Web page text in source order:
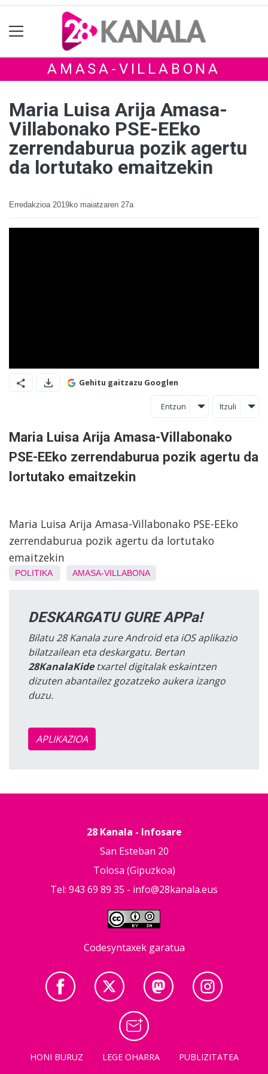
AMASA-VILLABONA
Maria Luisa Arija Amasa-
Villabonako PSE-EEko
zerrendaburua pozik agertu
da lortutako emaitzekin
Erredakzioa 2019ko maiatzaren 27a
Gehitu gaitzazu Googlen
Entzun Itzuli
Maria Luisa Arija Amasa-Villabonako
PSE-EEko zerrendaburua pozik agertu da
lortutako emaitzekin
Maria Luisa Arija Amasa-Villabonako PSE-EEko
zerrendaburua pozik agertu da lortutako
emaitzekin
POLITIKA AMASA-VILLABONA
DESKARGATU GURE APPa!
Bilatu 28 Kanala zure Android eta iOS aplikazio
bilatzailean eta deskargatu. Bertan
28KanalaKidetxartel digitalak eskaintzen
dizuten abantailez gozatzeko aukera izango
duzu.
APLIKAZIOA
28 Kanala - Infosare
San Esteban 20
Tolosa (Gipuzkoa)
Tel: 943 69 89 35 - info@28kanala.eus
Codesyntaxek garatua
HONI BURUZ LEGE OHARRA PUBLIZITATEA